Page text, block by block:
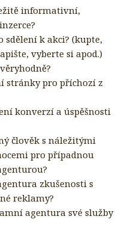
informativní,
k akci? (kupte,
vyberte si apod.)
stránky pro příchozí z
konverzí a úspěšnosti
člověk s náležitými
pro případnou
zkušenosti s
reklamy?
agentura své služby